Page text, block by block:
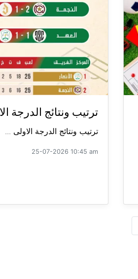
ترتيب ونتائج الدرجة
ترتيب ونتائج الدرجة الاولى ...
25-07-2026 10:45 am